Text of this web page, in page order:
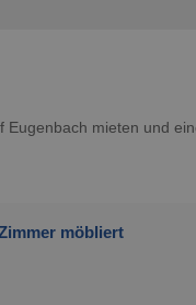
mieten und
möbliert